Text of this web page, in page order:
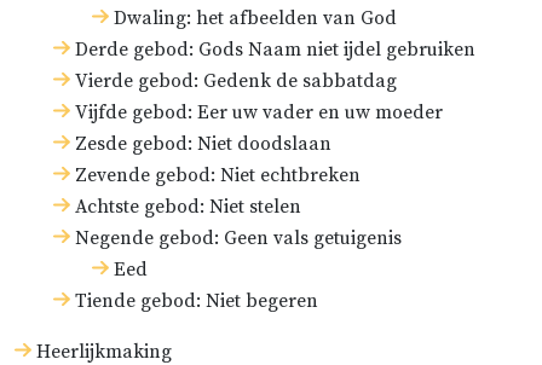
Dwaling: het afbeelden van God
Derde gebod: Gods Naam niet ijdel gebruiken
Vierde gebod: Gedenk de sabbatdag
Vijfde gebod: Eer uw vader en uw moeder
Zesde gebod: Niet doodslaan
Zevende gebod: Niet echtbreken
Achtste gebod: Niet stelen
Negende gebod: Geen vals getuigenis
Eed
Tiende gebod: Niet begeren
Heerlijkmaking